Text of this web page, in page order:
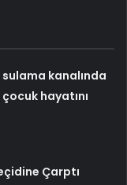
kanalında
hayatını
Çarptı